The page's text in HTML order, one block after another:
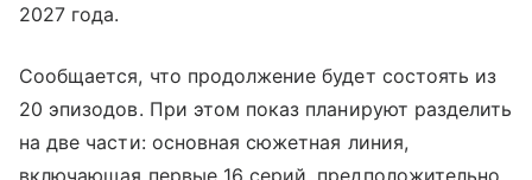
2027 года.
Сообщается, что продолжение будет состоять из
20 эпизодов. При этом показ планируют разделить
на две части: основная сюжетная линия,
включающая первые 16 серий, предположительно